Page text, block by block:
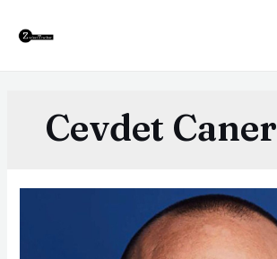
Cevdet Caner